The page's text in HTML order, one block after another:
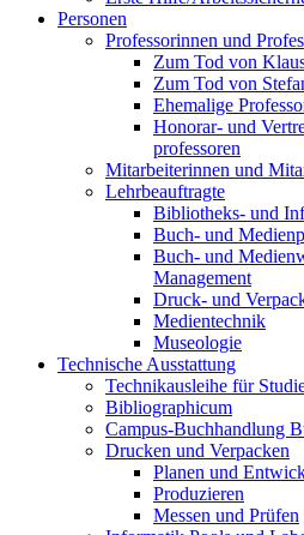
Personen
Professorinnen und
Zum Tod von
Zum Tod von
Ehemalige
Honorar- und
professoren
Mitarbeiterinnen und
Lehrbeauftragte
Bibliotheks- und
Buch- und
Buch- und
Management
Druck- und
Medientechnik
Museologie
Technische Ausstattung
Technikausleihe für
Bibliographicum
Campus-Buchhandlung
Drucken und Verpacken
Planen und
Produzieren
Messen und Prüfen